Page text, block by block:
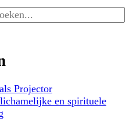
Projector
en spirituele